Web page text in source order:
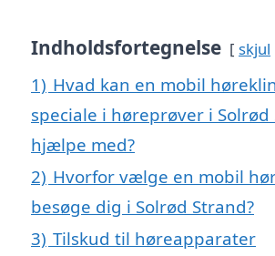
Indholdsfortegnelse skjul
1) Hvad kan en mobil
speciale i høreprøver i Solrød
hjælpe med?
2) Hvorfor vælge en mobil
besøge dig i Solrød Strand?
3) Tilskud til høreapparater